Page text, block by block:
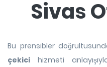
Sivas
Bu prensibler
çekici hizmeti